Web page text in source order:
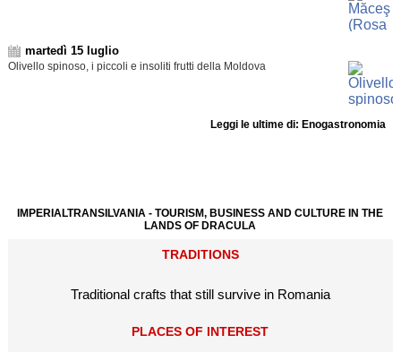
martedì 15 luglio
Olivello spinoso, i piccoli e insoliti frutti della Moldova
Leggi le ultime di: Enogastronomia
IMPERIALTRANSILVANIA - TOURISM, BUSINESS AND CULTURE IN THE
LANDS OF DRACULA
TRADITIONS
Traditional crafts that still survive in Romania
PLACES OF INTEREST